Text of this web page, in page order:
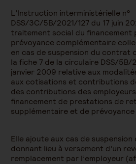
L’Instruction interministérielle n°
DSS/3C/5B/2021/127 du 17 juin
traitement social du financement
prévoyance complémentaire
en cas de suspension du contrat
la fiche 7 de la circulaire DSS/
janvier 2009 relative aux
aux cotisations et contributions
des contributions des
financement de prestations de
supplémentaire et de
Elle ajoute aux cas de suspension
donnant lieu à versement d’un
remplacement par l’employeur